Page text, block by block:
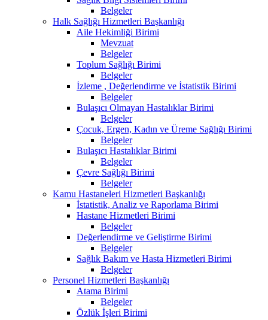
Belgeler
Halk Sağlığı Hizmetleri Başkanlığı
Aile Hekimliği Birimi
Mevzuat
Belgeler
Toplum Sağlığı Birimi
Belgeler
İzleme , Değerlendirme ve İstatistik Birimi
Belgeler
Bulaşıcı Olmayan Hastalıklar Birimi
Belgeler
Çocuk, Ergen, Kadın ve Üreme Sağlığı Birimi
Belgeler
Bulaşıcı Hastalıklar Birimi
Belgeler
Çevre Sağlığı Birimi
Belgeler
Kamu Hastaneleri Hizmetleri Başkanlığı
İstatistik, Analiz ve Raporlama Birimi
Hastane Hizmetleri Birimi
Belgeler
Değerlendirme ve Geliştirme Birimi
Belgeler
Sağlık Bakım ve Hasta Hizmetleri Birimi
Belgeler
Personel Hizmetleri Başkanlığı
Atama Birimi
Belgeler
Özlük İşleri Birimi